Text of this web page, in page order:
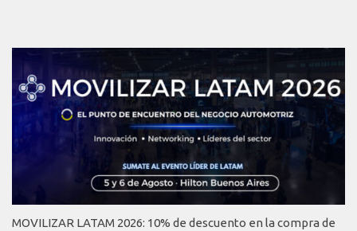
MOVILIZAR LATAM 2026: 10% de descuento en la compra de